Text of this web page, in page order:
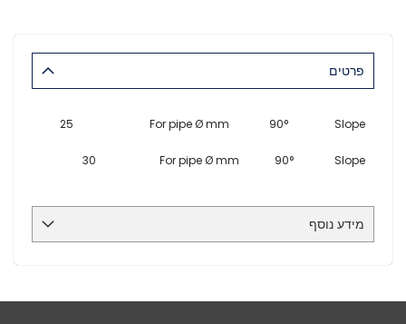
פרטים
Slope
90°
For pipe Ø mm
25
Slope
90°
For pipe Ø mm
30
מידע נוסף